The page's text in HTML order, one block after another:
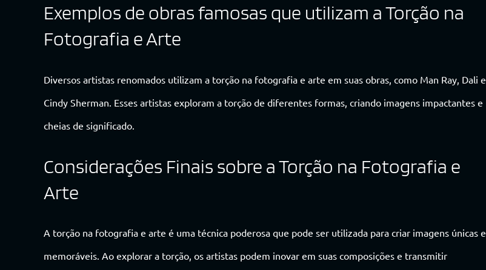
Exemplos de obras famosas que utilizam a Torção na
Fotografia e Arte
Diversos artistas renomados utilizam a torção na fotografia e arte em suas obras, como Man Ray, Dali e
Cindy Sherman. Esses artistas exploram a torção de diferentes formas, criando imagens impactantes e
cheias de significado.
Considerações Finais sobre a Torção na Fotografia e
Arte
A torção na fotografia e arte é uma técnica poderosa que pode ser utilizada para criar imagens únicas e
memoráveis. Ao explorar a torção, os artistas podem inovar em suas composições e transmitir